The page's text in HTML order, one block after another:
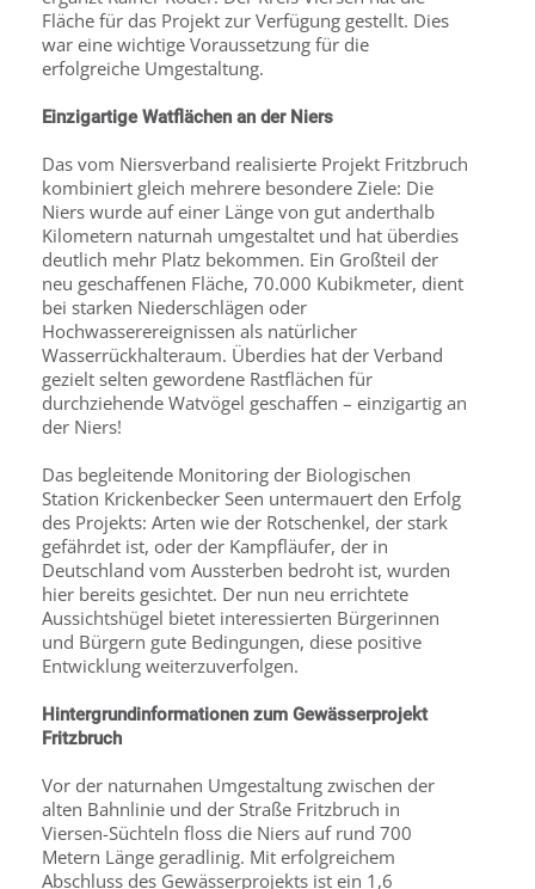
Fläche für das Projekt zur Verfügung gestellt. Dies
war eine wichtige Voraussetzung für die
erfolgreiche Umgestaltung.
Einzigartige Watflächen an der Niers
Das vom Niersverband realisierte Projekt Fritzbruch
kombiniert gleich mehrere besondere Ziele: Die
Niers wurde auf einer Länge von gut anderthalb
Kilometern naturnah umgestaltet und hat überdies
deutlich mehr Platz bekommen. Ein Großteil der
neu geschaffenen Fläche, 70.000 Kubikmeter, dient
bei starken Niederschlägen oder
Hochwasserereignissen als natürlicher
Wasserrückhalteraum. Überdies hat der Verband
gezielt selten gewordene Rastflächen für
durchziehende Watvögel geschaffen – einzigartig an
der Niers!
Das begleitende Monitoring der Biologischen
Station Krickenbecker Seen untermauert den Erfolg
des Projekts: Arten wie der Rotschenkel, der stark
gefährdet ist, oder der Kampfläufer, der in
Deutschland vom Aussterben bedroht ist, wurden
hier bereits gesichtet. Der nun neu errichtete
Aussichtshügel bietet interessierten Bürgerinnen
und Bürgern gute Bedingungen, diese positive
Entwicklung weiterzuverfolgen.
Hintergrundinformationen zum Gewässerprojekt
Fritzbruch
Vor der naturnahen Umgestaltung zwischen der
alten Bahnlinie und der Straße Fritzbruch in
Viersen-Süchteln floss die Niers auf rund 700
Metern Länge geradlinig. Mit erfolgreichem
Abschluss des Gewässerprojekts ist ein 1,6